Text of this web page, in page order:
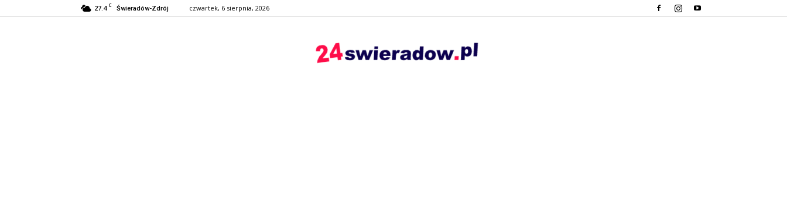
27.4 C Świeradów-Zdrój czwartek, 6 sierpnia, 2026